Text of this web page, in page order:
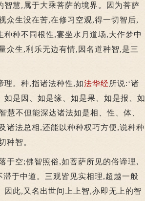
慧,属于大乘菩萨的境界。因为菩萨
众生没在苦,在修习空观,得一切智后,
种不同根性,宴坐水月道场,大作梦中
众生,利乐无边有情,因名道种智,是三
。种,指诸法种性,如法华经所说:‘诸
是因、如是缘、如是果、如是报、如
慧不但能深达诸法如是相、性、体、
诸法总相,还能以种种权巧方便,说种种
种智。
空;佛智照俗,如菩萨所见的俗谛理,
于中道。三观皆见实相理,超越一般
因此,又名出世间上上智,亦即无上的智